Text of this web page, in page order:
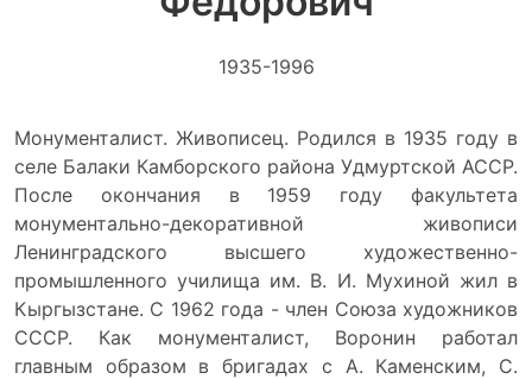
1935-1996
Монументалист. Живописец. Родился в 1935 году в
селе Балаки Камборского района Удмуртской АССР.
После окончания в 1959 году факультета
монументально-декоративной живописи
Ленинградского высшего художественно-
промышленного училища им. В. И. Мухиной жил в
Кыргызстане. С 1962 года - член Союза художников
СССР. Как монументалист, Воронин работал
главным образом в бригадах с А. Каменским, С.